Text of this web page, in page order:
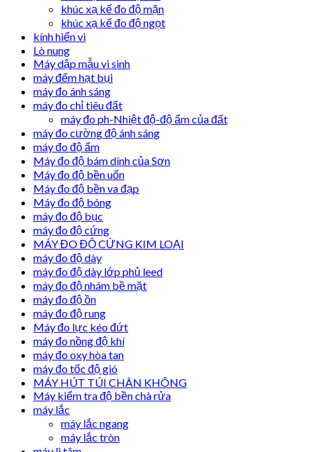
khúc xạ kế đo độ mặn
khúc xạ kế đo độ ngọt
kính hiển vi
Lò nung
Máy dập mẫu vi sinh
máy đếm hạt bụi
máy đo ánh sáng
máy đo chỉ tiêu đất
máy đo ph-Nhiệt độ-độ ẩm của đất
máy đo cường độ ánh sáng
máy đo độ ẩm
Máy đo độ bám dính của Sơn
Máy đo độ bền uốn
Máy đo độ bền va đạp
Máy đo độ bóng
máy đo độ bục
máy đo độ cứng
MÁY ĐO ĐỘ CỨNG KIM LOẠI
máy đo độ dày
máy đo độ dày lớp phủ leed
máy đo độ nhám bề mặt
máy đo độ ồn
máy đo độ rung
Máy đo lực kéo đứt
máy đo nồng độ khí
máy đo oxy hòa tan
máy đo tốc độ gió
MÁY HÚT TÚI CHÂN KHÔNG
Máy kiểm tra độ bền chà rửa
máy lắc
máy lắc ngang
máy lắc tròn